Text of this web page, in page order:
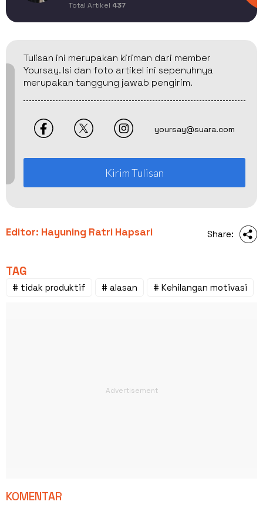
Total Artikel 437
Tulisan ini merupakan kiriman dari member
Yoursay. Isi dan foto artikel ini sepenuhnya
merupakan tanggung jawab pengirim.
yoursay@suara.com
Kirim Tulisan
Editor: Hayuning Ratri Hapsari Share:
TAG
# tidak produktif # alasan # Kehilangan motivasi
KOMENTAR